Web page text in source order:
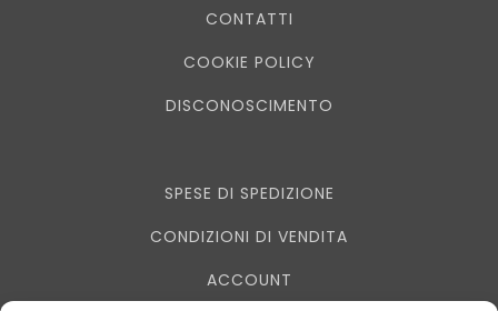
CONTATTI
COOKIE POLICY
DISCONOSCIMENTO
SPESE DI SPEDIZIONE
CONDIZIONI DI VENDITA
ACCOUNT